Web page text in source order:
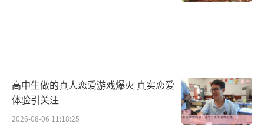
高中生做的真人恋爱游戏爆火 真实恋爱
体验引关注
2026-08-06 11:18:25